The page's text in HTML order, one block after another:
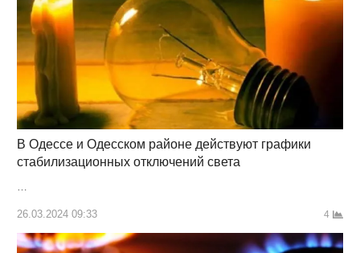
В Одессе и Одесском районе действуют графики
стабилизационных отключений света
…
26.03.2024 09:33 4